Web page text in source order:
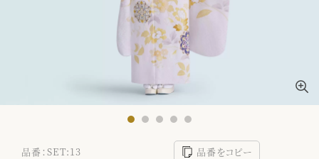
品番：SET:13 品番をコピー